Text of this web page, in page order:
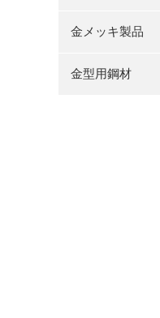
金メッキ製品
金型用鋼材